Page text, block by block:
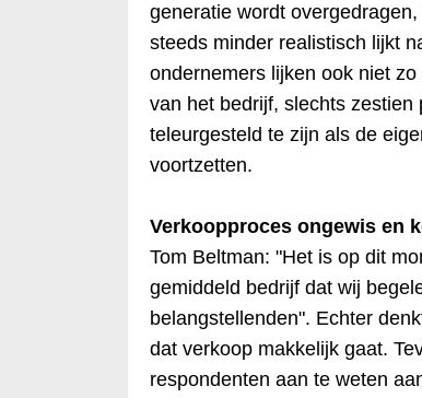
generatie wordt
steeds minder realistisch lijkt
ondernemers lijken ook niet
van het bedrijf, slechts
teleurgesteld te zijn als de
voortzetten.
Verkoopproces ongewis en
Tom Beltman: "Het is op dit
gemiddeld bedrijf dat wij
belangstellenden". Echter
dat verkoop makkelijk gaat.
respondenten aan te weten